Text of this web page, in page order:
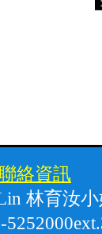
絡資訊
林育汝小